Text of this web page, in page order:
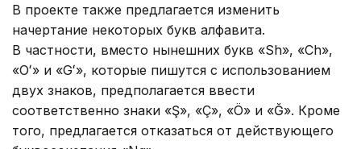
В проекте также предлагается изменить
начертание некоторых букв алфавита.
В частности, вместо нынешних букв «Sh», «Ch»,
«Oʻ» и «Gʻ», которые пишутся с использованием
двух знаков, предполагается ввести
соответственно знаки «Ş», «Ç», «Ö» и «Ğ». Кроме
того, предлагается отказаться от действующего